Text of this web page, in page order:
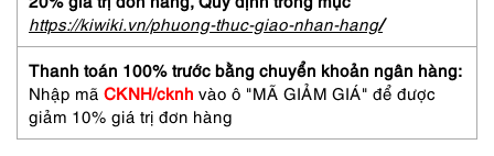
dụng-
HIROKO
KOSHINO
HK
5056
half
https://kiwiki.vn/phuong-thuc-giao-nhan-hang/
Thanh toán 100% trước bằng chuyển khoản ngân hàng:
Nhập mã CKNH/cknh vào ô "MÃ GIẢM GIÁ" để được
giảm 10% giá trị đơn hàng